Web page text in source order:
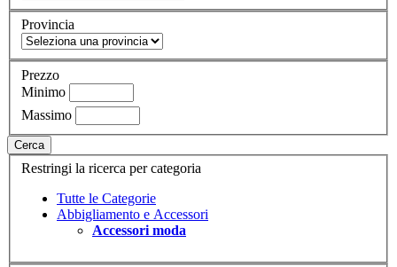
Provincia
Prezzo
Minimo
Massimo
Cerca
Restringi la ricerca per categoria
Tutte le Categorie
Abbigliamento e Accessori
Accessori moda